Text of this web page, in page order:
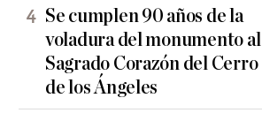
Se cumplen 90 años de la
voladura del monumento al
Sagrado Corazón del Cerro
de los Ángeles